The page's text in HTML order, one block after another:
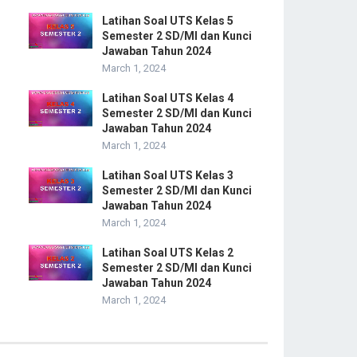
Latihan Soal UTS Kelas 5
Semester 2 SD/MI dan Kunci
Jawaban Tahun 2024
March 1, 2024
Latihan Soal UTS Kelas 4
Semester 2 SD/MI dan Kunci
Jawaban Tahun 2024
March 1, 2024
Latihan Soal UTS Kelas 3
Semester 2 SD/MI dan Kunci
Jawaban Tahun 2024
March 1, 2024
Latihan Soal UTS Kelas 2
Semester 2 SD/MI dan Kunci
Jawaban Tahun 2024
March 1, 2024